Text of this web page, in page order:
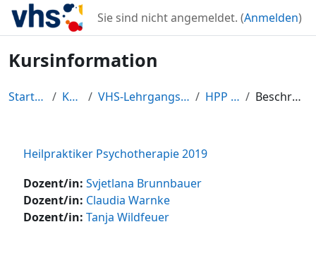
Zum Hauptinhalt
Sie sind nicht angemeldet. (Anmelden)
Kursinformation
Startseite Kurse VHS-Lehrgangszentrum HPP 2019 Beschreibung
Heilpraktiker Psychotherapie 2019
Dozent/in: Svjetlana Brunnbauer
Dozent/in: Claudia Warnke
Dozent/in: Tanja Wildfeuer